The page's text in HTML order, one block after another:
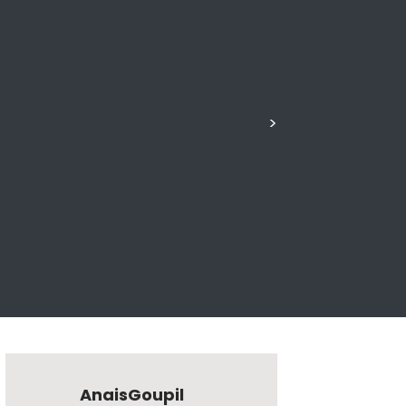
>
AnaisGoupil